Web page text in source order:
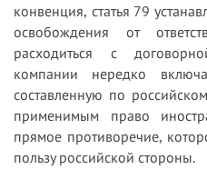
конвенция, статья 79
освобождения от
расходиться с
компании нередко
составленную по
применимым право
прямое противоречие,
пользу российской стороны.